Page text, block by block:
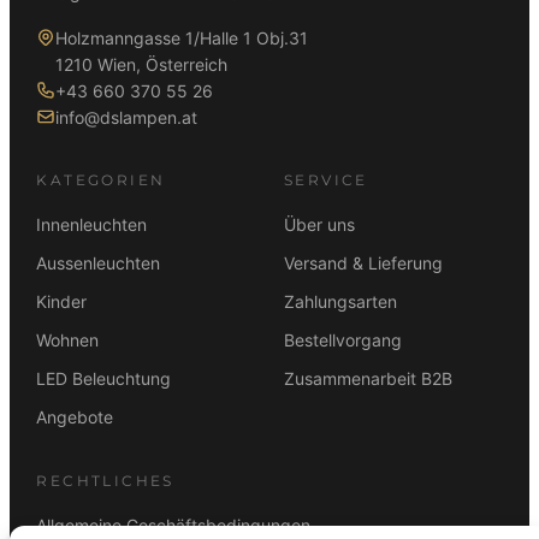
Holzmanngasse 1/Halle 1 Obj.31
1210 Wien, Österreich
+43 660 370 55 26
info@dslampen.at
KATEGORIEN
Innenleuchten
Aussenleuchten
Kinder
Wohnen
LED Beleuchtung
Angebote
SERVICE
Über uns
Versand & Lieferung
Zahlungsarten
Bestellvorgang
Zusammenarbeit B2B
RECHTLICHES
Allgemeine Geschäftsbedingungen